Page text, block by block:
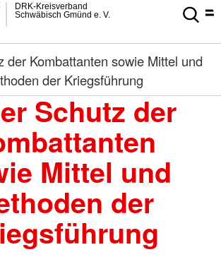
Schwäbisch Gmünd e. V.
DRK-Kreisverband
der Kriegsführung
Schutz der
Mittel und
der